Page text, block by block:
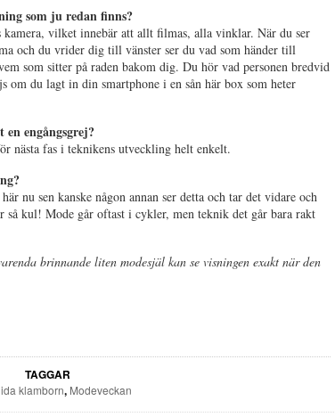
som ju redan finns?
vilket innebär att allt filmas, alla vinklar. När du ser
och du vrider dig till vänster ser du vad som händer till
som sitter på raden bakom dig. Du hör vad personen bredvid
du lagt in din smartphone i en sån här box som heter
engångsgrej?
nästa fas i teknikens utveckling helt enkelt.
nu sen kanske någon annan ser detta och tar det vidare och
så kul! Mode går oftast i cykler, men teknik det går bara rakt
brinnande liten modesjäl kan se visningen exakt när den
TAGGAR
ida klamborn, Modeveckan